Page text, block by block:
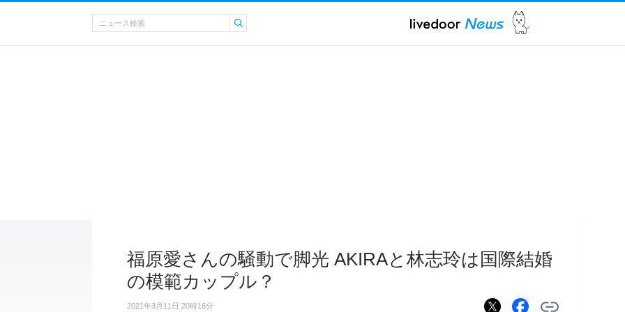
福原愛さんの騒動で脚光 AKIRAと林志玲は国際結婚
の模範カップル？
2021年3月11日 20時16分